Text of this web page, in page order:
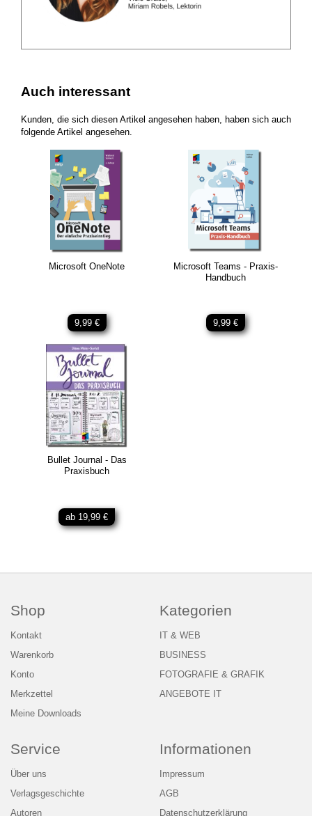
Auch interessant
Kunden, die sich diesen Artikel angesehen haben, haben sich auch
folgende Artikel angesehen.
Microsoft OneNote
9,99 €
Microsoft Teams - Praxis-
Handbuch
9,99 €
Bullet Journal - Das
Praxisbuch
ab 19,99 €
Shop
Kontakt
Warenkorb
Konto
Merkzettel
Meine Downloads
Kategorien
IT & WEB
BUSINESS
FOTOGRAFIE & GRAFIK
ANGEBOTE IT
Service
Über uns
Verlagsgeschichte
Autoren
Informationen
Impressum
AGB
Datenschutzerklärung